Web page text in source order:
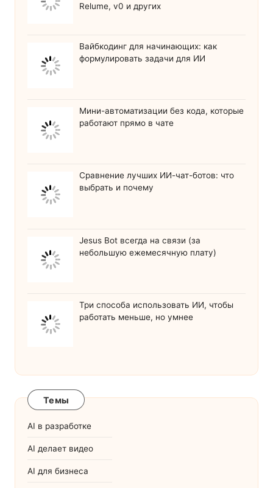
Relume, v0 и других
Вайбкодинг для начинающих: как
формулировать задачи для ИИ
Мини-автоматизации без кода, которые
работают прямо в чате
Сравнение лучших ИИ-чат-ботов: что
выбрать и почему
Jesus Bot всегда на связи (за
небольшую ежемесячную плату)
Три способа использовать ИИ, чтобы
работать меньше, но умнее
Темы
AI в разработке
AI делает видео
AI для бизнеса